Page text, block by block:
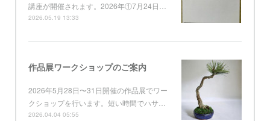
講座が開催されます。2026年①7月24日…
2026.05.19 13:33
作品展ワークショップのご案内
2026年5月28日〜31日開催の作品展でワー
クショップを行います。短い時間でハサ…
2026.04.04 05:55